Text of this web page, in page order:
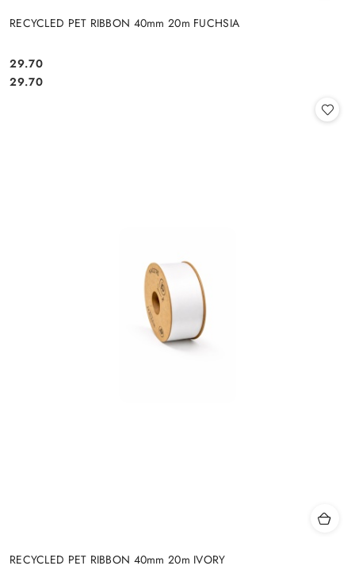
RECYCLED PET RIBBON 40mm 20m FUCHSIA
Cena:
29.70
Cena:
29.70
RECYCLED PET RIBBON 40mm 20m IVORY